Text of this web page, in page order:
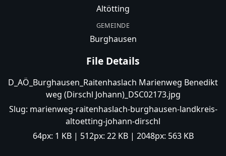
Altötting
GEMEINDE
Burghausen
File Details
D_AÖ_Burghausen_Raitenhaslach Marienweg Benedikt
weg (Dirschl Johann)_DSC02173.jpg
Slug: marienweg-raitenhaslach-burghausen-landkreis-
altoetting-johann-dirschl
64px: 1 KB| 512px: 22 KB| 2048px: 563 KB